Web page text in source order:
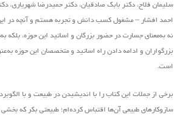
سلیمان فلاح، دکتر بابک صادقیان، دکتر حمیدرضا شهریاری،
احمد افشار – مشغول کسب دانش و تجربه هستم و آنچه در
نه به‌معنای جسارت در حضور بزرگان و اساتید این حوزه،
بزرگواران و ادامه دادن راه اساتید و متخصصان این حوزه
است.
برخی از جملات این کتاب را با اندیشیدن در طبیعت و با
سازوکارهای طبیعی آن‌ها اقتباس کرده‌ام؛ طبیعتی بکر که